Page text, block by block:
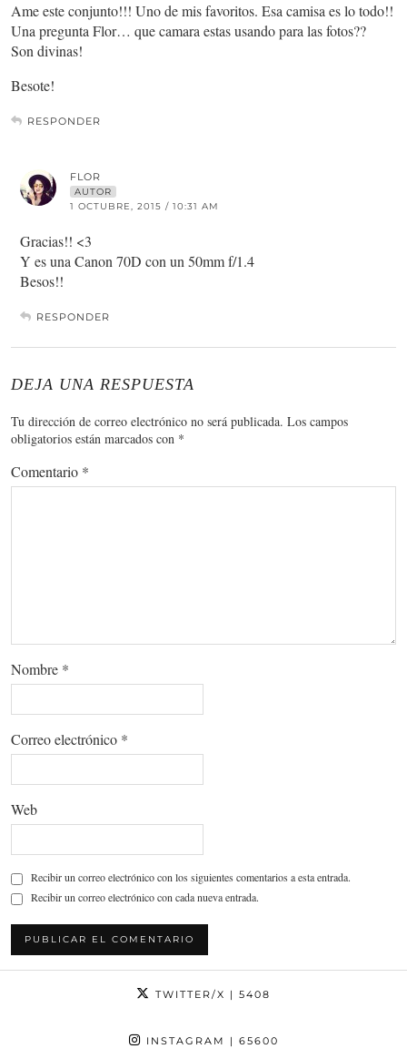
Ame este conjunto!!! Uno de mis favoritos. Esa camisa es lo todo!!
Una pregunta Flor… que camara estas usando para las fotos??
Son divinas!
Besote!
RESPONDER
FLOR
AUTOR
1 OCTUBRE, 2015 / 10:31 AM
Gracias!! <3
Y es una Canon 70D con un 50mm f/1.4
Besos!!
RESPONDER
DEJA UNA RESPUESTA
Tu dirección de correo electrónico no será publicada. Los campos
obligatorios están marcados con *
Comentario *
Nombre *
Correo electrónico *
Web
Recibir un correo electrónico con los siguientes comentarios a esta entrada.
Recibir un correo electrónico con cada nueva entrada.
TWITTER/X | 5408
INSTAGRAM | 65600